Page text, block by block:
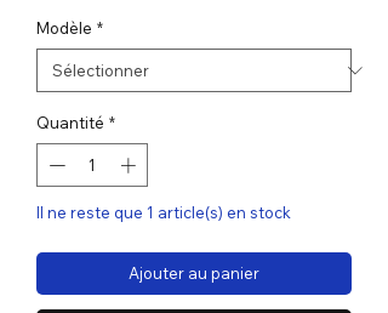
Modèle *
Quantité *
Il ne reste que 1 article(s) en stock
Ajouter au panier